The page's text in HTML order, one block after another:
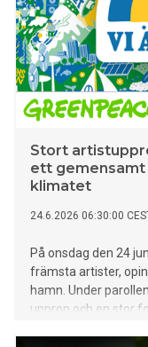
Stort
ett
klimatet
24.6.2026 06:30:00
På onsdag den 24
främsta artister,
hamn. Under
upprop och en stor